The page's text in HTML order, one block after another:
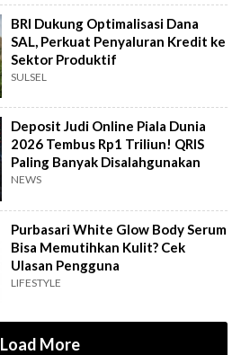
BRI Dukung Optimalisasi Dana
SAL, Perkuat Penyaluran Kredit ke
Sektor Produktif
SULSEL
Deposit Judi Online Piala Dunia
2026 Tembus Rp1 Triliun! QRIS
Paling Banyak Disalahgunakan
NEWS
Purbasari White Glow Body Serum
Bisa Memutihkan Kulit? Cek
Ulasan Pengguna
LIFESTYLE
Load More